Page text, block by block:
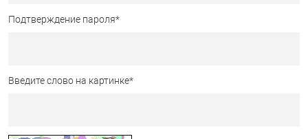
Подтверждение пароля*
Введите слово на картинке*